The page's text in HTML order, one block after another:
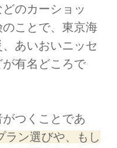
のカーショッ
ことで、東京海
、あいおいニッセ
有名どころで
つくことであ
ラン選びや、もし